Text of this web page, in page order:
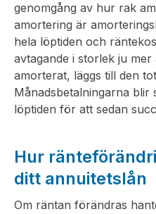
genomgång av hur rak
amortering är
hela löptiden och
avtagande i storlek ju
amorterat, läggs till den
Månadsbetalningarna blir
löptiden för att sedan
Hur
ditt annuitetslån
Om räntan förändras